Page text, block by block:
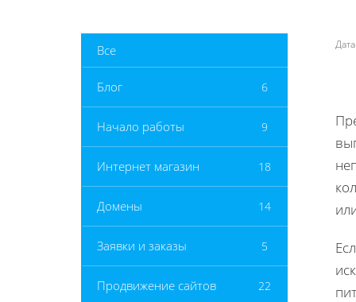
Все
Блог 6
Начало работы 9
Интернет магазин 18
Домены 14
Заявки и заказы 5
Продвижение сайтов 22